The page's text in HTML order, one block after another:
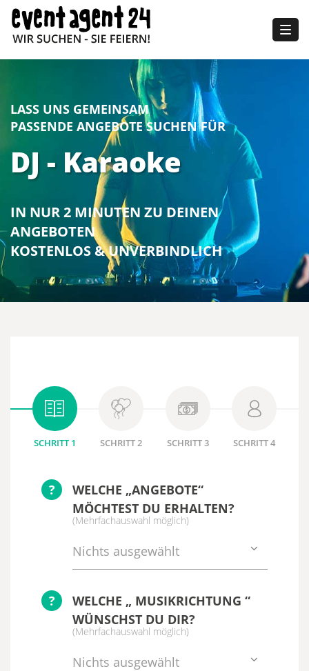
LASS UNS GEMEINSAM
PASSENDE ANGEBOTE SUCHEN FÜR
DJ - Karaoke
IN NUR 2 MINUTEN ZU DEINEN
ANGEBOTEN
KOSTENLOS & UNVERBINDLICH
SCHRITT 1 SCHRITT 2 SCHRITT 3 SCHRITT 4
?
WELCHE „ANGEBOTE“
MÖCHTEST DU ERHALTEN?
(Mehrfachauswahl möglich)
Nichts ausgewählt
?
WELCHE „ MUSIKRICHTUNG “
WÜNSCHST DU DIR?
(Mehrfachauswahl möglich)
Nichts ausgewählt